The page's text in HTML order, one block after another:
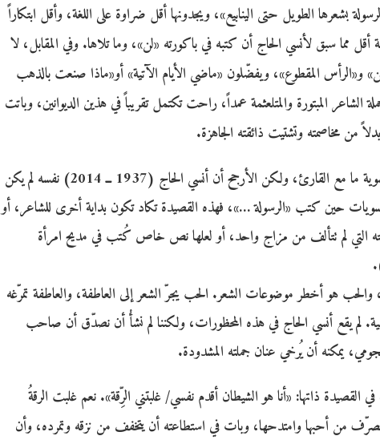
بشعرها الطويل حتى الينابيع»، ويجدونها أقل ضراوة على اللغة، وأقل ابتكاراً
أقل مما سبق لأنسي الحاج أن كتبه في باكورته «لن»، وما تلاها. وفي المقابل، لا
و«الرأس المقطوع»، ويفضّلون «ماضي الأيام الآتية» أو«ماذا صنعت بالذهب
الشاعر المبتورة والمتلعثمة عمداً، راحت تكتمل تقريباً في هذين الديوانين، وباتت
من مخاصمته وتشتيت ذائقته الجاهزة.
ربما كان هناك تنازلٌ أو تسوية ما مع القارئ، ولكن الأرجح أن أنسي الحاج (1937 ــ 2014) نفسه لم يكن
حين كتب «الرسولة …»، فهذه القصيدة تكاد تكون بداية أخرى للشاعر، أو
التي لم تتألف من مزاج واحد، أو لعلها نص خاص كُتب في مديح امرأة
هو أخطر موضوعات الشعر. الحب يجرّ الشعر إلى العاطفة، والعاطفة تمرّغه
لم يقع أنسي الحاج في هذه المحظورات، ولكننا لم نشأْ أن نصدّق أن صاحب
يمكنه أن يُرخي عنان جملته المشدودة.
القصيدة ذاتها: «أنا هو الشيطان أقدم نفسي/ غلبتني الرِّقة». نعم غلبت الرقةُ
من أحبها وامتدحها، وبات في استطاعته أن يتخفف من نزقه وتمرده، وأن